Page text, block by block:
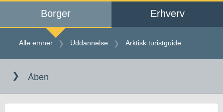
Alle emner Selvbetjening
Kalaallisut
Borger Erhverv
Alle emner Uddannelse Arktisk turistguide
indholdet
Åben